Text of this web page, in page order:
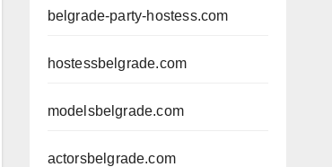
belgrade-party-hostess.com
hostessbelgrade.com
modelsbelgrade.com
actorsbelgrade.com